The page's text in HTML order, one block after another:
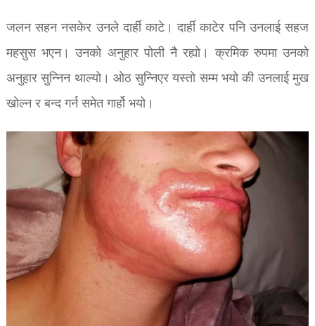
जलन सहन नसकेर उनले दार्ही काटे। दार्ही काटेर पनि उनलाई सहज
महसुस भएन। उनको अनुहार पोली नै रह्यो। क्रमिक रुपमा उनको
अनुहार सुन्निन थाल्यो। ओठ सुन्निएर यस्तो सम्म भयो की उनलाई मुख
खोल्न र बन्द गर्न समेत गार्हो भयो।